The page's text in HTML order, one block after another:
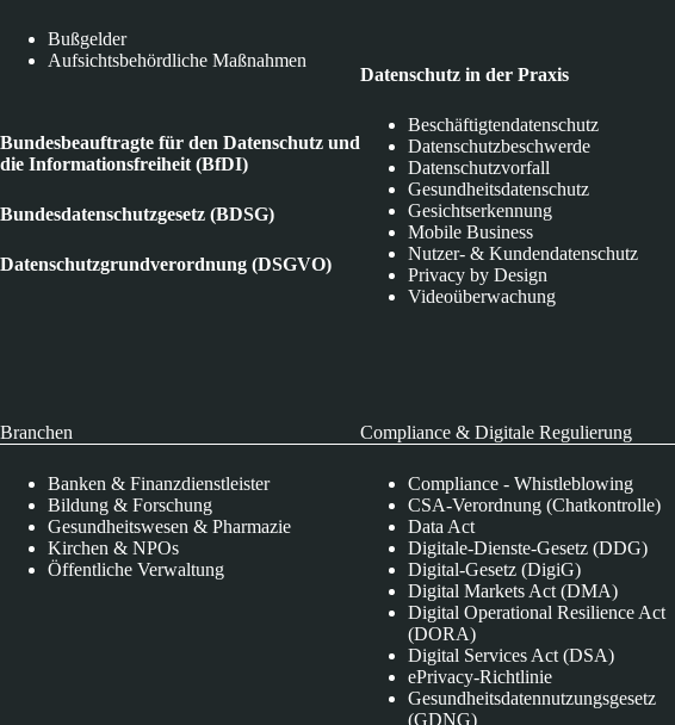
Bußgelder
Aufsichtsbehördliche Maßnahmen
Bundesbeauftragte für den Datenschutz und
die Informationsfreiheit (BfDI)
Bundesdatenschutzgesetz (BDSG)
Datenschutzgrundverordnung (DSGVO)
Datenschutz in der Praxis
Beschäftigtendatenschutz
Datenschutzbeschwerde
Datenschutzvorfall
Gesundheitsdatenschutz
Gesichtserkennung
Mobile Business
Nutzer- & Kundendatenschutz
Privacy by Design
Videoüberwachung
Branchen
Banken & Finanzdienstleister
Bildung & Forschung
Gesundheitswesen & Pharmazie
Kirchen & NPOs
Öffentliche Verwaltung
Compliance & Digitale Regulierung
Compliance - Whistleblowing
CSA-Verordnung (Chatkontrolle)
Data Act
Digitale-Dienste-Gesetz (DDG)
Digital-Gesetz (DigiG)
Digital Markets Act (DMA)
Digital Operational Resilience Act
(DORA)
Digital Services Act (DSA)
ePrivacy-Richtlinie
Gesundheitsdatennutzungsgesetz
(GDNG)